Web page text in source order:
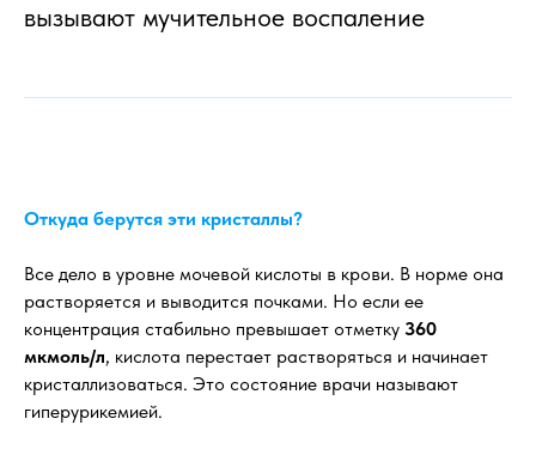
вызывают мучительное воспаление
Откуда берутся эти кристаллы?
Все дело в уровне мочевой кислоты в крови. В норме она
растворяется и выводится почками. Но если ее
концентрация стабильно превышает отметку 360
мкмоль/л, кислота перестает растворяться и начинает
кристаллизоваться. Это состояние врачи называют
гиперурикемией.